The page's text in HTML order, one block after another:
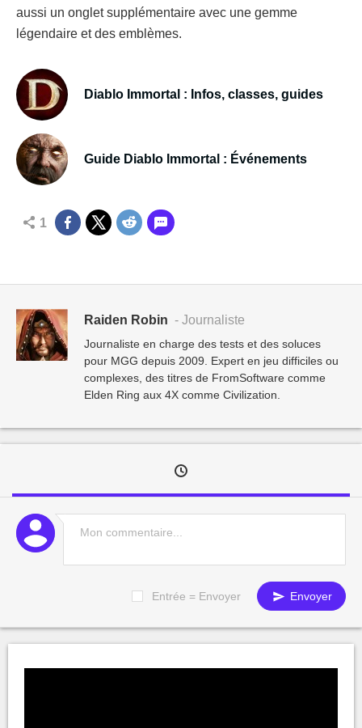
aussi un onglet supplémentaire avec une gemme
légendaire et des emblèmes.
Diablo Immortal : Infos, classes, guides
Guide Diablo Immortal : Événements
1
Raiden Robin - Journaliste
Journaliste en charge des tests et des soluces
pour MGG depuis 2009. Expert en jeu difficiles ou
complexes, des titres de FromSoftware comme
Elden Ring aux 4X comme Civilization.
Entrée = Envoyer Envoyer